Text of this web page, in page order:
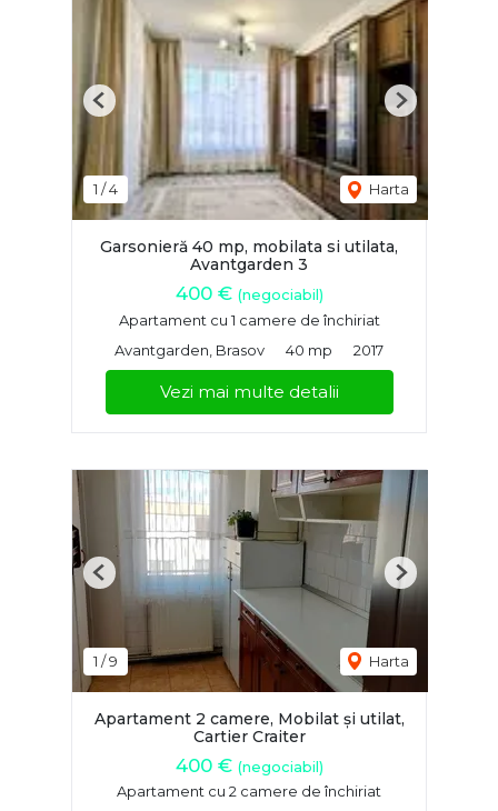
1 /4 Harta
Previous Next
Garsonieră 40 mp, mobilata si utilata,
Avantgarden 3
400 € (negociabil)
Apartament cu 1 camere de închiriat
Avantgarden, Brasov
40 mp 2017
Vezi mai multe detalii
1 /9 Harta
Previous Next
Apartament 2 camere, Mobilat și utilat,
Cartier Craiter
400 € (negociabil)
Apartament cu 2 camere de închiriat